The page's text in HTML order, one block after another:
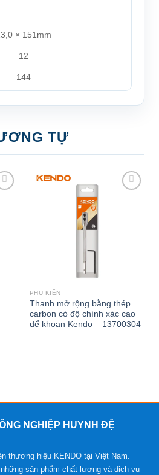
× 151mm
12
144
TỰ
PHỤ KIỆN
Thanh mở rộng bằng thép
carbon có độ chính xác cao
để khoan Kendo – 13700304
NGHIỆP HUYNH ĐỆ
thương hiệu KENDO tại Việt Nam.
sản phẩm chất lượng và dịch vụ